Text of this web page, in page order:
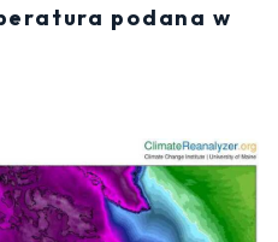
podana w